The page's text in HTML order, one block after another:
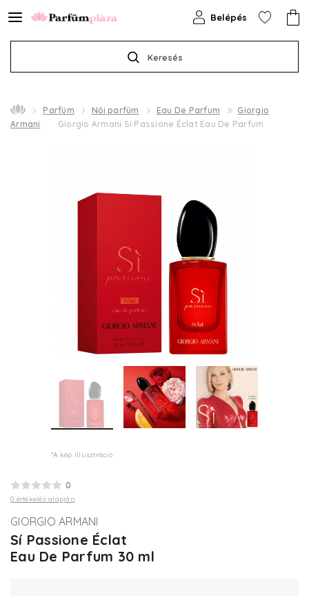
Keresés
Belépés
Parfüm Női parfüm Eau De Parfum
Giorgio
Armani
Giorgio Armani Sí Passione Éclat Eau De Parfum
*A kép illusztráció
0
0 értékelés alapján
GIORGIO ARMANI
Sí Passione Éclat
Eau De Parfum 30 ml